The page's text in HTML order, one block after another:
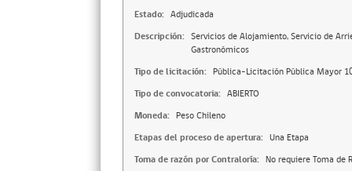
Estado: Adjudicada
Descripción: Servicios de Alojamiento, Servicio de
Gastronómicos
Tipo de licitación: Pública-Licitación Pública Mayor
Tipo de convocatoria: ABIERTO
Moneda: Peso Chileno
Etapas del proceso de apertura: Una Etapa
Toma de razón por Contraloría: No requiere Toma de